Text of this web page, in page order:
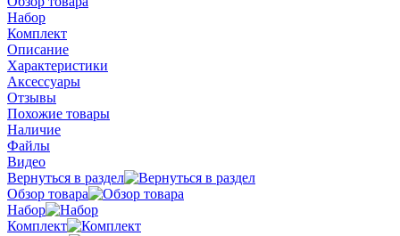
Набор
Комплект
Описание
Характеристики
Аксессуары
Отзывы
Похожие товары
Наличие
Файлы
Видео
Вернуться в раздел
Обзор товара
Набор
Комплект